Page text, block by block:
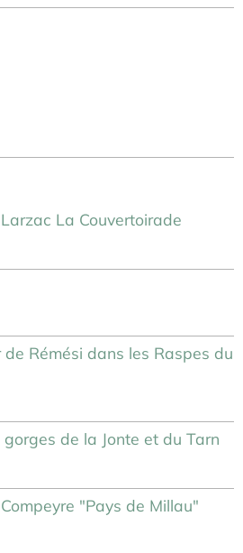
La Couvertoirade
Rémési dans les Raspes du
de la Jonte et du Tarn
"Pays de Millau"